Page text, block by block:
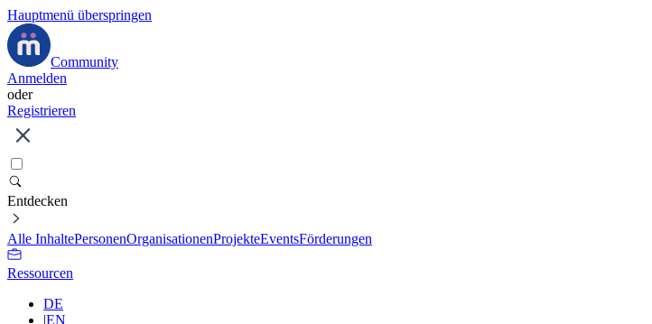
Hauptmenü überspringen
Community
Anmelden
oder
Registrieren
Entdecken
Alle InhaltePersonenOrganisationenProjekteEventsFörderungen
Ressourcen
DE
|EN